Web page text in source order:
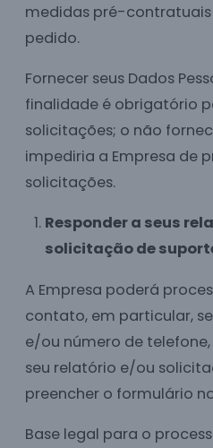
medidas pré-
pedido.
Fornecer seus Dados
finalidade é obrigatório
solicitações; o não
impediria a Empresa de
solicitações.
Responder a seus
solicitação de
A Empresa poderá
contato, em particular,
e/ou número de
seu relatório e/ou
preencher o formulário
Base legal para o